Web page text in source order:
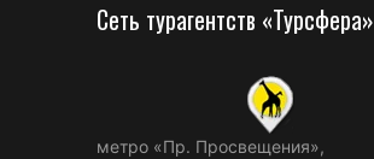
Сеть турагентств «Турсфера»
метро «Пр. Просвещения»,